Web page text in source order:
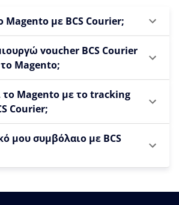
με BCS Courier;
voucher BCS Courier
Magento;
το Magento με το tracking
Courier;
μου συμβόλαιο με BCS